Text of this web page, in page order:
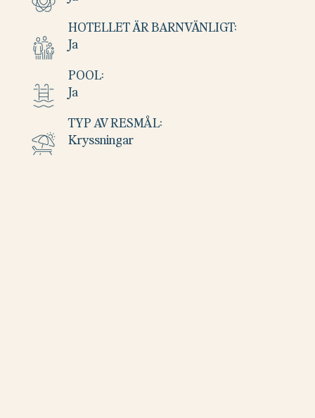
TYP AV RESMÅL:
Kryssningar
POOL:
Ja
HOTELLET ÄR BARNVÄNLIGT:
Ja